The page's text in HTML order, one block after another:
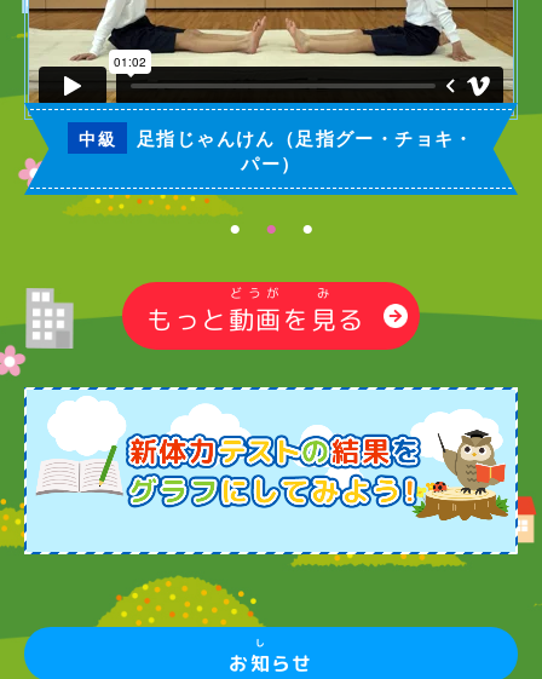
初級
８秒ピタリdeおさんぽ（８秒×１～５
回）
中級
足指じゃんけん（足指グー・チョキ・
パー）
挑戦 創作壁ストレッチ
もっと動画
どうが
を見
み
る
お知
し
らせ